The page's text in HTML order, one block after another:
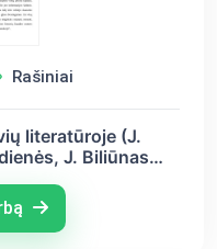
Rašiniai
literatūroje (J.
J. Biliūnas